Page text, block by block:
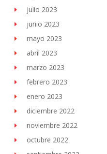
julio 2023
junio 2023
mayo 2023
abril 2023
marzo 2023
febrero 2023
enero 2023
diciembre 2022
noviembre 2022
octubre 2022